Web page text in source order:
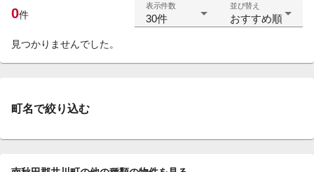
0件
表示件数
30件
並び替え
おすすめ順
見つかりませんでした。
町名で絞り込む